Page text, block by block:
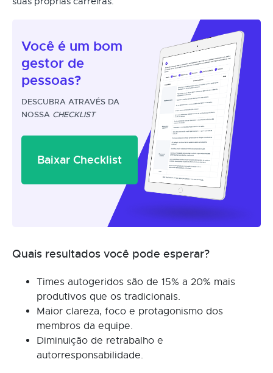
Você é um bom
gestor de
pessoas?
DESCUBRA ATRAVÉS DA
NOSSA CHECKLIST
Baixar Checklist
Quais resultados você pode esperar?
Times autogeridos são de 15% a 20% mais
produtivos que os tradicionais.
Maior clareza, foco e protagonismo dos
membros da equipe.
Diminuição de retrabalho e
autorresponsabilidade.